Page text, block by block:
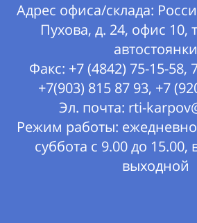
Адрес офиса/склада:
Пухова, д. 24, офис 10,
автостоянки
Факс: +7 (4842) 75-15-58,
+7(903) 815 87 93, +7
Эл. почта: rti-
Режим работы: ежедневно
суббота с 9.00 до 15.00,
выходной